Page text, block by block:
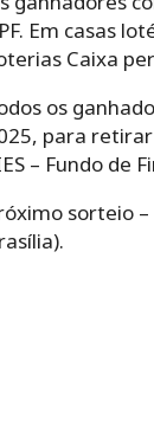
Em casas
Caixa
os
para retirar
– Fundo de
sorteio